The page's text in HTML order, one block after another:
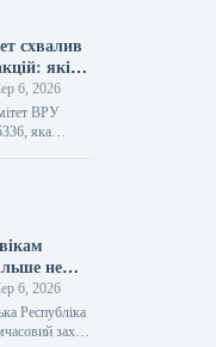
схвалив
які
Мінфін
6, 2026
ВРУ
яка
перешкоди,…
не
захист
6, 2026
Республіка
захист